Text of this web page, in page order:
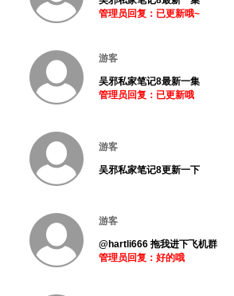
管理员回复：已更新哦~
游客
吴邪私家笔记8最新一集
管理员回复：已更新哦
游客
吴邪私家笔记8更新一下
游客
@hartli666 拖我进下飞机群
管理员回复：好的哦